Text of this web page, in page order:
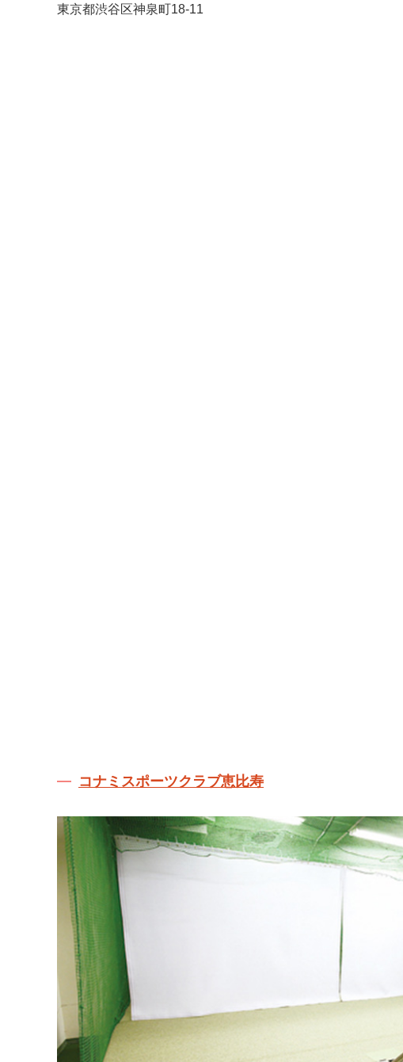
東京都渋谷区神泉町18-11
コナミスポーツクラブ恵比寿